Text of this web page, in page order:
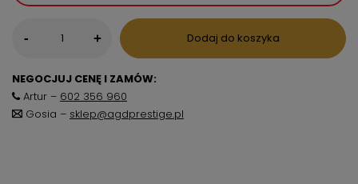
- + Dodaj do koszyka
NEGOCJUJ CENĘ I ZAMÓW:
Artur – 602 356 960
Gosia – sklep@agdprestige.pl